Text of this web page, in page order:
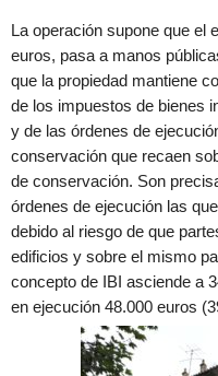
La operación supone que el
euros, pasa a manos
que la propiedad mantiene
de los impuestos de bienes
y de las órdenes de
conservación que recaen
de conservación. Son
órdenes de ejecución las
debido al riesgo de que
edificios y sobre el mismo
concepto de IBI asciende a
en ejecución 48.000 euros